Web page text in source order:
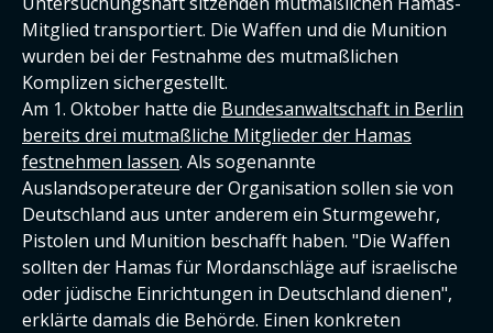
Mitglied transportiert. Die Waffen und die Munition
wurden bei der Festnahme des mutmaßlichen
Komplizen sichergestellt.
Am 1. Oktober hatte die Bundesanwaltschaft in Berlin
bereits drei mutmaßliche Mitglieder der Hamas
festnehmen lassen. Als sogenannte
Auslandsoperateure der Organisation sollen sie von
Deutschland aus unter anderem ein Sturmgewehr,
Pistolen und Munition beschafft haben. "Die Waffen
sollten der Hamas für Mordanschläge auf israelische
oder jüdische Einrichtungen in Deutschland dienen",
erklärte damals die Behörde. Einen konkreten